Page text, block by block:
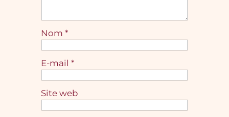
Nom *
E-mail *
Site web